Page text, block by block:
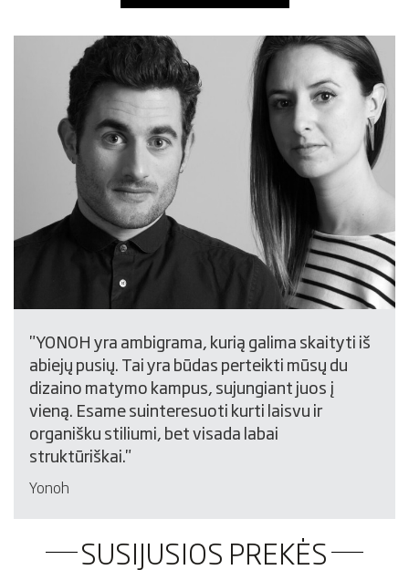
"YONOH yra ambigrama, kurią galima skaityti iš
abiejų pusių. Tai yra būdas perteikti mūsų du
dizaino matymo kampus, sujungiant juos į
vieną. Esame suinteresuoti kurti laisvu ir
organišku stiliumi, bet visada labai
struktūriškai."
Yonoh
SUSIJUSIOS PREKĖS